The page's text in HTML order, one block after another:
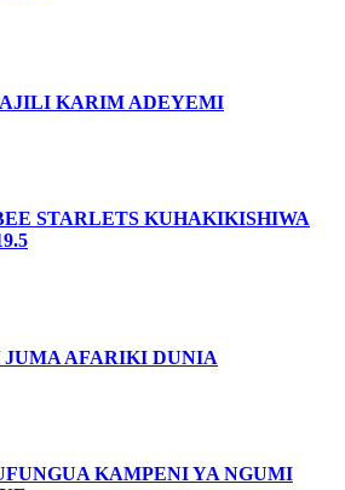
KARIM ADEYEMI
STARLETS KUHAKIKISHIWA
AFARIKI DUNIA
KAMPENI YA NGUMI